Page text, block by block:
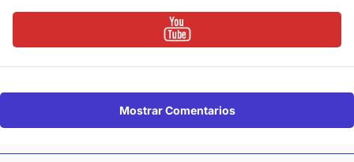
Mostrar Comentarios